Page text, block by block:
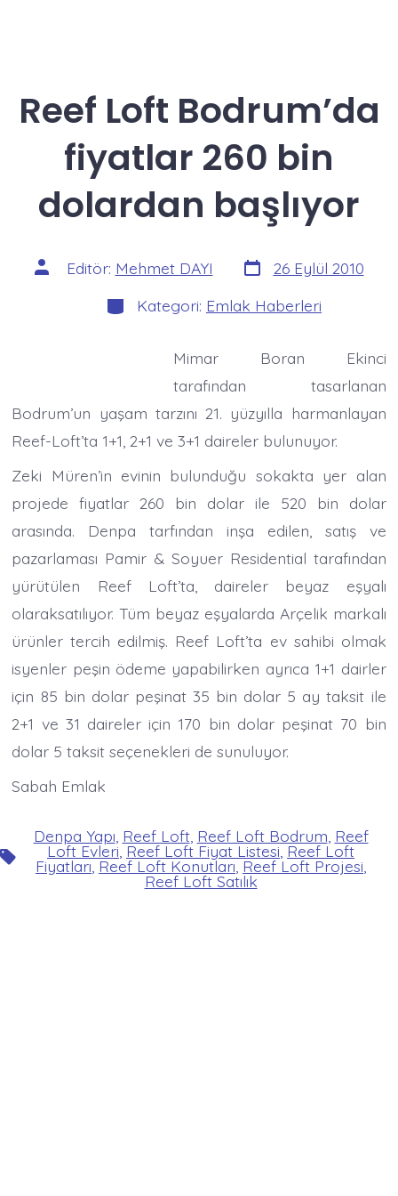
Reef Loft Bodrum’da
fiyatlar 260 bin
dolardan başlıyor
Yazının
yazarı
Editör: Mehmet DAYI Yazı
tarihi
26 Eylül 2010
Kategoriler
Kategori: Emlak Haberleri
Mimar Boran Ekinci
tarafından tasarlanan
Bodrum’un yaşam tarzını 21. yüzyılla harmanlayan
Reef-Loft’ta 1+1, 2+1 ve 3+1 daireler bulunuyor.
Zeki Müren’in evinin bulunduğu sokakta yer alan
projede fiyatlar 260 bin dolar ile 520 bin dolar
arasında. Denpa tarfından inşa edilen, satış ve
pazarlaması Pamir & Soyuer Residential tarafından
yürütülen Reef Loft’ta, daireler beyaz eşyalı
olaraksatılıyor. Tüm beyaz eşyalarda Arçelik markalı
ürünler tercih edilmiş. Reef Loft’ta ev sahibi olmak
isyenler peşin ödeme yapabilirken ayrıca 1+1 dairler
için 85 bin dolar peşinat 35 bin dolar 5 ay taksit ile
2+1 ve 31 daireler için 170 bin dolar peşinat 70 bin
dolar 5 taksit seçenekleri de sunuluyor.
Sabah Emlak
Etiketler
Denpa Yapı Reef Loft, Reef Loft Bodrum Reef
Loft Evleri Reef Loft Fiyat Listesi Reef Loft
Fiyatları Reef Loft Konutları Reef Loft Projesi
Reef Loft Satılık